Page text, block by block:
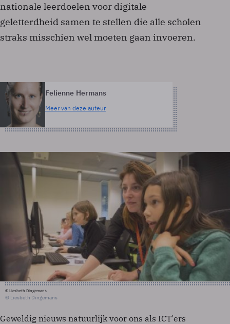
nationale leerdoelen voor digitale
geletterdheid samen te stellen die alle scholen
straks misschien wel moeten gaan invoeren.
Felienne Hermans
Meer van deze auteur
© Liesbeth Dingemans
© Liesbeth Dingemans
Geweldig nieuws natuurlijk voor ons als ICT'ers